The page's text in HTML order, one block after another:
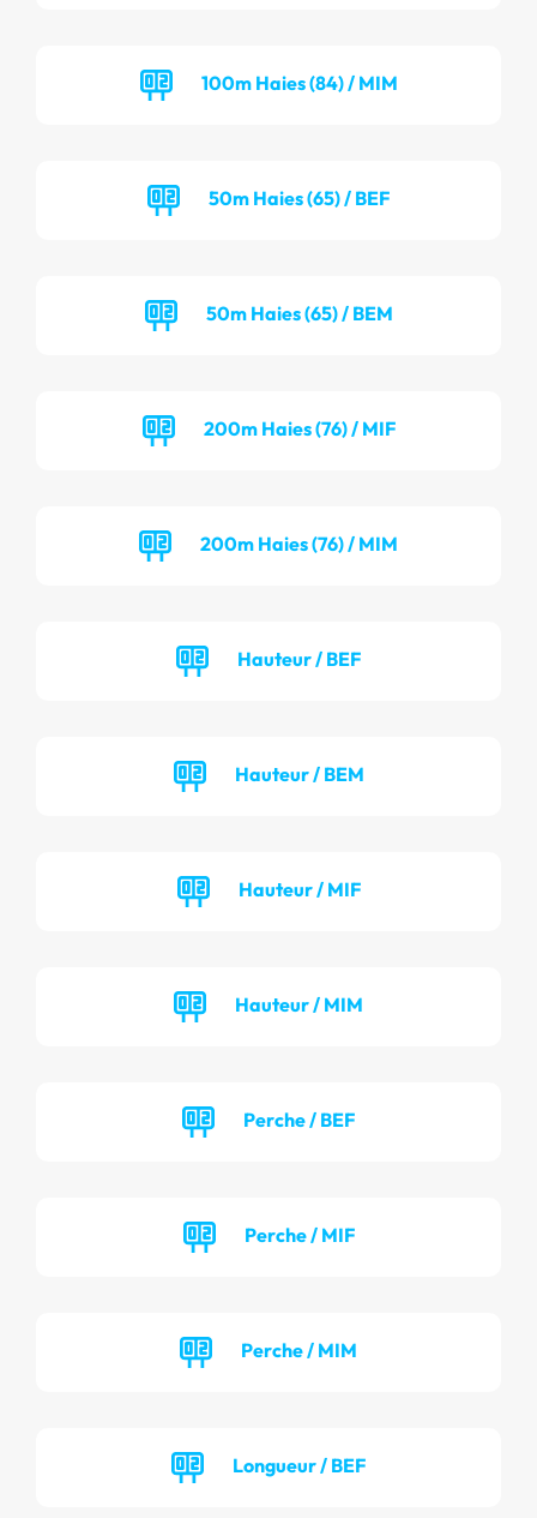
100m Haies (84) / MIM
50m Haies (65) / BEF
50m Haies (65) / BEM
200m Haies (76) / MIF
200m Haies (76) / MIM
Hauteur / BEF
Hauteur / BEM
Hauteur / MIF
Hauteur / MIM
Perche / BEF
Perche / MIF
Perche / MIM
Longueur / BEF